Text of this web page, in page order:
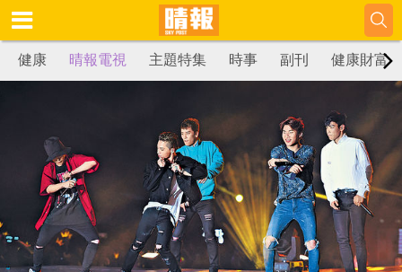
健康 晴報電視 主題特集 時事 副刊 健康財富